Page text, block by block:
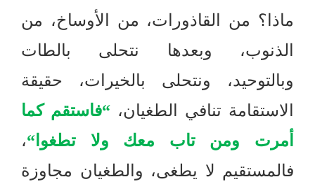
ماذا؟ من القاذورات، من الأوساخ، من
الذنوب، وبعدها نتحلى بالطات
وبالتوحيد، ونتحلى بالخيرات، حقيقة
الاستقامة تنافي الطغيان، “فاستقم كما
أمرت ومن تاب معك ولا تطغوا “،
فالمستقيم لا يطغى، والطغيان مجاوزة